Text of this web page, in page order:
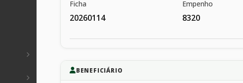
Ficha
20260114
Empenho
8320
BENEFICIÁRIO